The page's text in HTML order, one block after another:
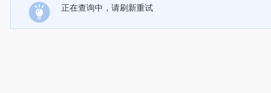
正在查询中，请刷新重试